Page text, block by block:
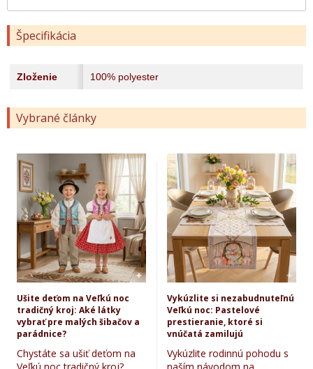
Špecifikácia
Zloženie 100% polyester
Vybrané články
Ušite deťom na Veľkú noc
tradičný kroj: Aké látky
vybrať pre malých šibačov a
parádnice?
Chystáte sa ušiť deťom na
Vykúzlite si nezabudnuteľnú
Veľkú noc: Pastelové
prestieranie, ktoré si
vnúčatá zamilujú
Vykúzlite rodinnú pohodu s